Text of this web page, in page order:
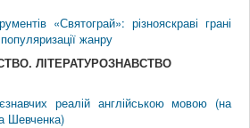
«Святограй»: різнояскраві грані
жанру
ЛІТЕРАТУРОЗНАВСТВО
реалій англійською мовою (на
Шевченка)